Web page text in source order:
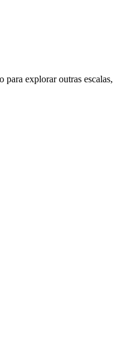
explorar outras escalas,